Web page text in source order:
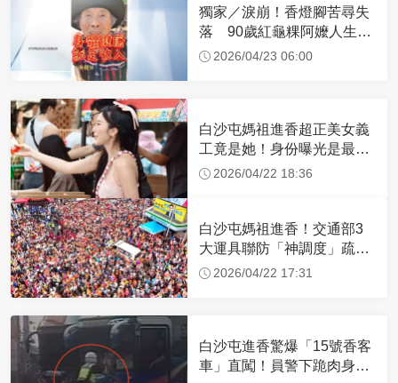
獨家／淚崩！香燈腳苦尋失
落 90歲紅龜粿阿嬤人生謝
幕2026/04/23 06:00
白沙屯媽祖進香超正美女義
工竟是她！身份曝光是最美
禮生 一輩子不結婚
2026/04/22 18:36
白沙屯媽祖進香！交通部3
大運具聯防「神調度」疏運
32.1萬創新高
2026/04/22 17:31
白沙屯進香驚爆「15號香客
車」直闖！員警下跪肉身擋